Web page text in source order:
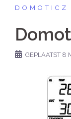
DOMOTICZ
GEPLAATST 8